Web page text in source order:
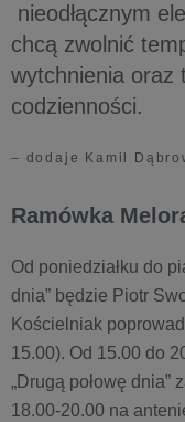
nieodłącznym
chcą zwolnić
wytchnienia oraz
codzienności.
– dodaje Kamil
Ramówka
Od poniedziałku do
dnia” będzie Piotr
Kościelniak
15.00). Od 15.00 do
„Drugą połowę dnia”
18.00-20.00 na